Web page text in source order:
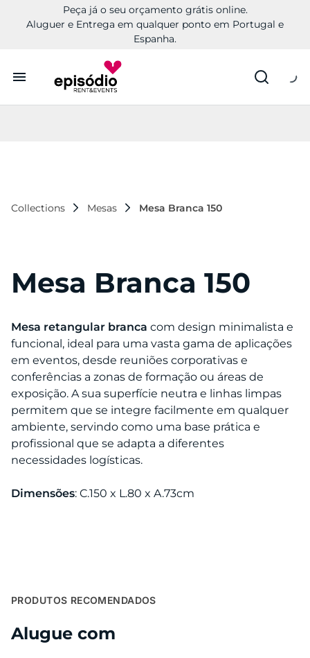
Peça já o seu orçamento grátis online.
Aluguer e Entrega em qualquer ponto em Portugal e
Espanha.
Aluguer
Collections Mesas Mesa Branca 150
Mesa Branca 150
Mesa retangular branca com design minimalista e
funcional, ideal para uma vasta gama de aplicações
em eventos, desde reuniões corporativas e
conferências a zonas de formação ou áreas de
exposição. A sua superfície neutra e linhas limpas
permitem que se integre facilmente em qualquer
ambiente, servindo como uma base prática e
profissional que se adapta a diferentes
necessidades logísticas.
Dimensões: C.150 x L.80 x A.73cm
PRODUTOS RECOMENDADOS
Alugue com